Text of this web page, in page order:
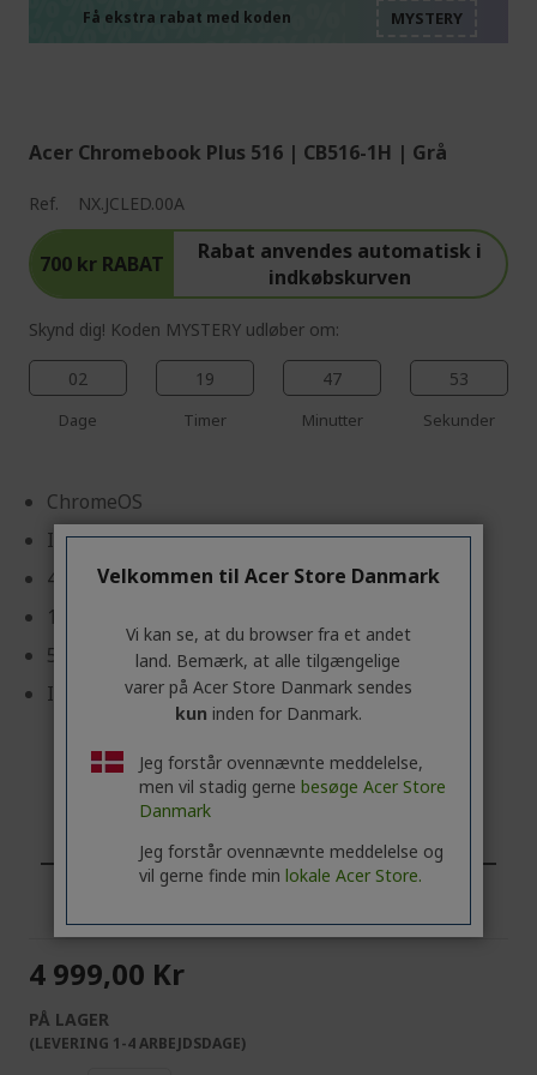
Få ekstra rabat med koden
Acer Chromebook Plus 516 | CB516-1H | Grå
Ref. NX.JCLED.00A
700 kr RABAT
Rabat anvendes automatisk i
indkøbskurven
Skynd dig! Koden MYSTERY udløber om:
02
Dage
19
Timer
47
Minutter
53
Sekunder
ChromeOS
Intel® Core™ 5 120U processor 1,40 GHz
40,6 cm (16") WUXGA (1920 x 1200) 16:10 IPS
16 GB, LPDDR5X
512 GB SSD
Intel® Graphics delt hukommelse
KONTAKT OS, | OPRET EN ERHVERVSKONTO
4 999,00 Kr
PÅ LAGER
(LEVERING 1-4 ARBEJDSDAGE)
Velkommen til Acer Store Danmark
Vi kan se, at du browser fra et andet
land. Bemærk, at alle tilgængelige
varer på Acer Store Danmark sendes
kun inden for Danmark.
Jeg forstår ovennævnte meddelelse,
men vil stadig gerne besøge Acer Store
Danmark
Jeg forstår ovennævnte meddelelse og
vil gerne finde min lokale Acer Store.